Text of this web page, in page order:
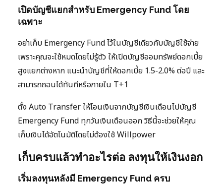
เปิดบัญชีแยกสำหรับ Emergency Fund โดย
เฉพาะ
อย่าเก็บ Emergency Fund ไว้ในบัญชีเดียวกับบัญชีใช้จ่าย
เพราะคุณจะใช้หมดโดยไม่รู้ตัว ให้เปิดบัญชีออมทรัพย์ดอกเบี้ย
สูงแยกต่างหาก แนะนำบัญชีที่ให้ดอกเบี้ย 1.5-2.0% ต่อปี และ
สามารถถอนได้ทันทีหรือภายใน T+1
ตั้ง Auto Transfer ให้โอนเงินจากบัญชีเงินเดือนไปบัญชี
Emergency Fund ทุกวันเงินเดือนออก วิธีนี้จะช่วยให้คุณ
เก็บเงินได้อัตโนมัติโดยไม่ต้องใช้ Willpower
เก็บครบแล้วทำอะไรต่อ ลงทุนให้เงินงอก
เริ่มลงทุนหลังมี Emergency Fund ครบ